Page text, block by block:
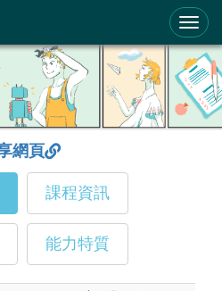
助系統
網頁
課程資訊
能力特質